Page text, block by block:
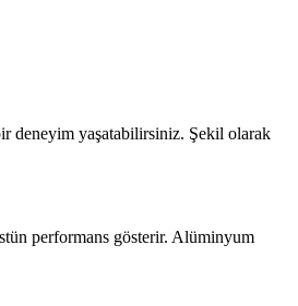
deneyim yaşatabilirsiniz. Şekil olarak
performans gösterir. Alüminyum